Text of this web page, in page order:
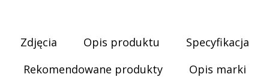
Zdjęcia Opis produktu
Specyfikacja
Rekomendowane produkty
Opis marki